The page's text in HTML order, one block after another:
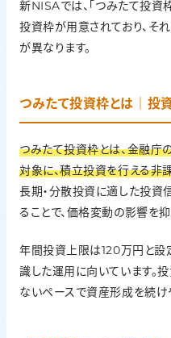
新NISAでは、「つみたて投資
投資枠が用意されており、そ
が異なります。
つみたて投資枠とは｜投
つみたて投資枠とは、金融庁
対象に、積立投資を行える非
長期・分散投資に適した投資
ることで、価格変動の影響を
年間投資上限は120万円と設
識した運用に向いています。
ないペースで資産形成を続け